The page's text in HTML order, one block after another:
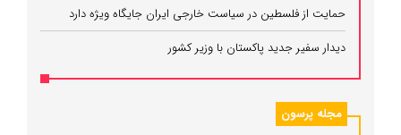
حمایت از فلسطین در سیاست خارجی ایران جایگاه ویژه دارد
دیدار سفیر جدید پاکستان با وزیر کشور
مجله پرسون